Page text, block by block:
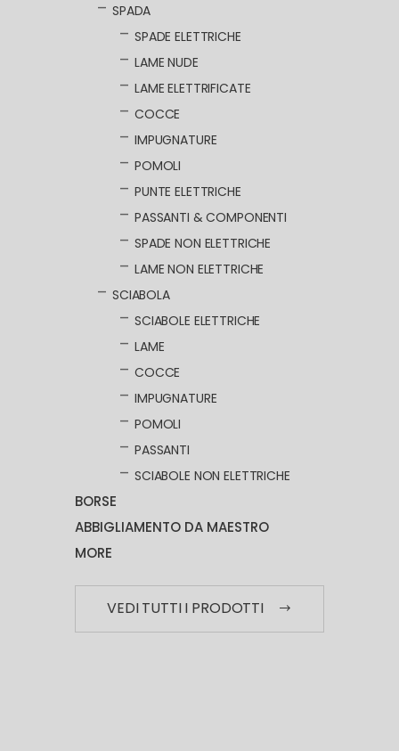
SPADA
SPADE ELETTRICHE
LAME NUDE
LAME ELETTRIFICATE
COCCE
IMPUGNATURE
POMOLI
PUNTE ELETTRICHE
PASSANTI & COMPONENTI
SPADE NON ELETTRICHE
LAME NON ELETTRICHE
SCIABOLA
SCIABOLE ELETTRICHE
LAME
COCCE
IMPUGNATURE
POMOLI
PASSANTI
SCIABOLE NON ELETTRICHE
BORSE
ABBIGLIAMENTO DA MAESTRO
MORE
VEDI TUTTI I PRODOTTI